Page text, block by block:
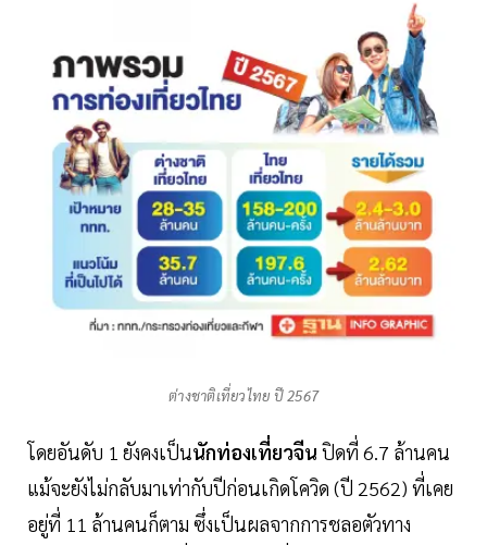
ต่างชาติเที่ยวไทย ปี 2567
โดยอันดับ 1 ยังคงเป็นนักท่องเที่ยวจีน ปิดที่ 6.7 ล้านคน
แม้จะยังไม่กลับมาเท่ากับปีก่อนเกิดโควิด (ปี 2562) ที่เคย
อยู่ที่ 11 ล้านคนก็ตาม ซึ่งเป็นผลจากการชลอตัวทาง